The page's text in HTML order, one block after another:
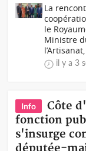
La
le
Ministre
il y a 3
Info
Côte
fonction
s'insurge